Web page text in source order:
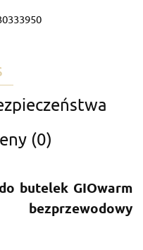
(0)
butelek GIOwarm